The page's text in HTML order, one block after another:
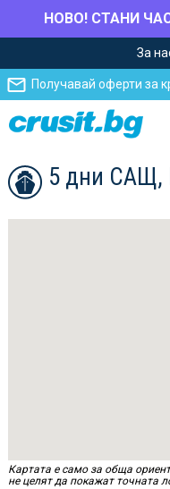
НОВО! СТАНИ
главното
съдържание
Навигацията
За
Получавай оферти за
5 дни САЩ,
Картата е само за обща
не целят да покажат точната